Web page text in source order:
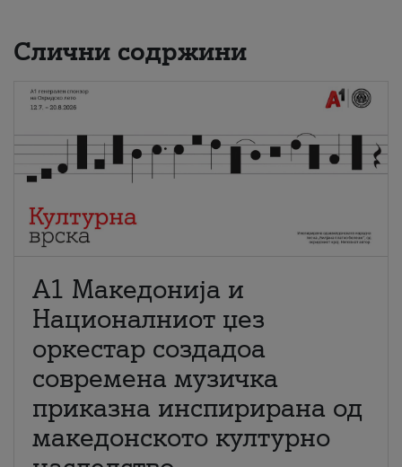
Слични содржини
А1 Македонија и
Националниот џез
оркестар создадоа
современа музичка
приказна инспирирана од
македонското културно